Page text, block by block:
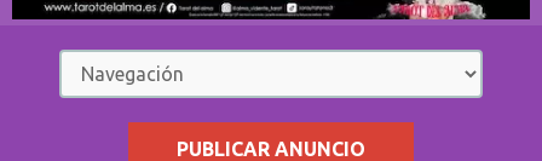
PUBLICAR ANUNCIO